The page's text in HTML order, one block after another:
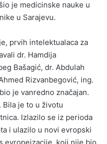
je medicinske nauke u
u Sarajevu.
prvih intelektualaca za
dr. Hamdija
Bašagić, dr. Abdulah
Rizvanbegović, ing.
je vanredno značajan.
je to u životu
Izlazilo se iz perioda
i ulazilo u novi evropski
evropeizacije, koji nije bio